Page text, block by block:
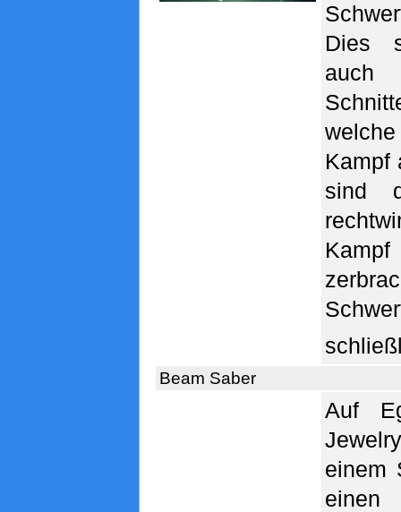
Dies
Kampf
sind
Beam Saber
Auf
einem
einen